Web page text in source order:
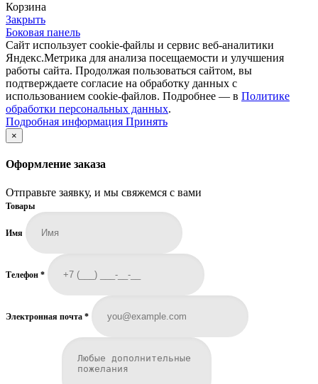
Корзина
Закрыть
Боковая панель
Сайт использует cookie-файлы и сервис веб-аналитики
Яндекс.Метрика для анализа посещаемости и улучшения
работы сайта. Продолжая пользоваться сайтом, вы
подтверждаете согласие на обработку данных с
использованием cookie-файлов. Подробнее — в Политике
обработки персональных данных.
Подробная информация Подробная
Принять
×
Оформление заказа
Отправьте заявку, и мы свяжемся с вами
Товары
Имя
Телефон *
Электронная почта *